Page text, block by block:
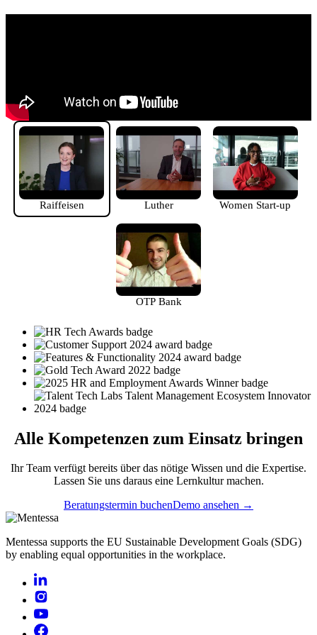
Raiffeisen Luther Women Start-up
OTP Bank
Alle Kompetenzen zum Einsatz bringen
Ihr Team verfügt bereits über das nötige Wissen und die Expertise.
Lassen Sie uns daraus eine Lernkultur machen.
Beratungstermin buchenDemo ansehen →
Mentessa supports the EU Sustainable Development Goals (SDG)
by enabling equal opportunities in the workplace.